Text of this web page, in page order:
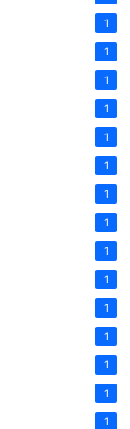
1
1
1
1
1
1
1
1
1
1
1
1
1
1
1